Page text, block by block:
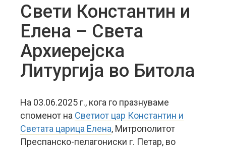
Свети Константин и
Елена – Света
Архиерејска
Литургија во Битола
На 03.06.2025 г., кога го празнуваме
споменот на Светиот цар Константин и
Светата царица Елена, Митрополитот
Преспанско-пелагониски г. Петар, во